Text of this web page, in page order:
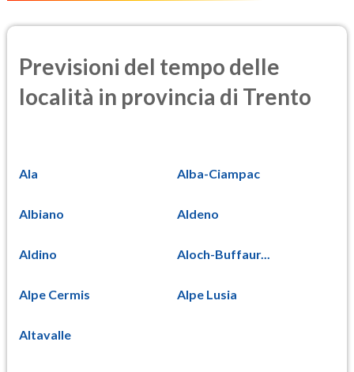
Previsioni del tempo delle
località in provincia di Trento
Ala Alba-Ciampac
Albiano Aldeno
Aldino Aloch-Buffaur...
Alpe Cermis Alpe Lusia
Altavalle